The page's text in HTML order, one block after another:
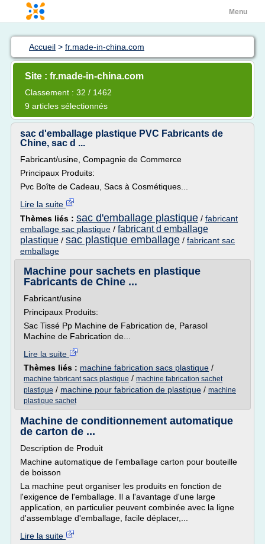
Menu
Accueil > fr.made-in-china.com
Site : fr.made-in-china.com
Classement : 32 / 1462
9 articles sélectionnés
sac d'emballage plastique PVC Fabricants de
Chine, sac d ...
Fabricant/usine, Compagnie de Commerce
Principaux Produits:
Pvc Boîte de Cadeau, Sacs à Cosmétiques...
Lire la suite
Thèmes liés : sac d'emballage plastique / fabricant
emballage sac plastique / fabricant d emballage
plastique / sac plastique emballage / fabricant sac
emballage
Machine pour sachets en plastique
Fabricants de Chine ...
Fabricant/usine
Principaux Produits:
Sac Tissé Pp Machine de Fabrication de, Parasol
Machine de Fabrication de...
Lire la suite
Thèmes liés : machine fabrication sacs plastique /
machine fabricant sacs plastique / machine fabrication sachet
plastique / machine pour fabrication de plastique / machine
plastique sachet
Machine de conditionnement automatique
de carton de ...
Description de Produit
Machine automatique de l'emballage carton pour bouteille
de boisson
La machine peut organiser les produits en fonction de
l'exigence de l'emballage. Il a l'avantage d'une large
application, en particulier peuvent combinée avec la ligne
d'assemblage d'emballage, facile déplacer,...
Lire la suite